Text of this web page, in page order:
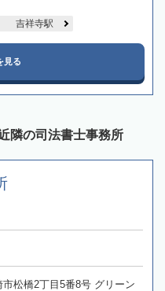
吉祥寺駅
見る
隣の司法書士事務所
松橋2丁目5番8号 グリーン